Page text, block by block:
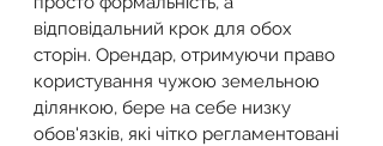
відповідальний крок для обох
сторін. Орендар, отримуючи право
користування чужою земельною
ділянкою, бере на себе низку
обов'язків, які чітко регламентовані